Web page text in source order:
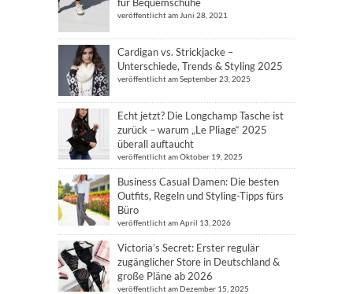
veröffentlicht am Juni 28, 2021
Cardigan vs. Strickjacke –
Unterschiede, Trends & Styling 2025
veröffentlicht am September 23, 2025
Echt jetzt? Die Longchamp Tasche ist
zurück – warum „Le Pliage“ 2025
überall auftaucht
veröffentlicht am Oktober 19, 2025
Business Casual Damen: Die besten
Outfits, Regeln und Styling-Tipps fürs
Büro
veröffentlicht am April 13, 2026
Victoria’s Secret: Erster regulär
zugänglicher Store in Deutschland &
große Pläne ab 2026
veröffentlicht am Dezember 15, 2025